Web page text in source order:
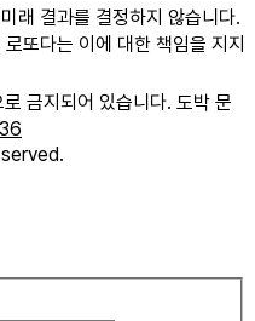
래 결과를 결정하지 않습니다.
또다는 이에 대한 책임을 지지
금지되어 있습니다. 도박 문